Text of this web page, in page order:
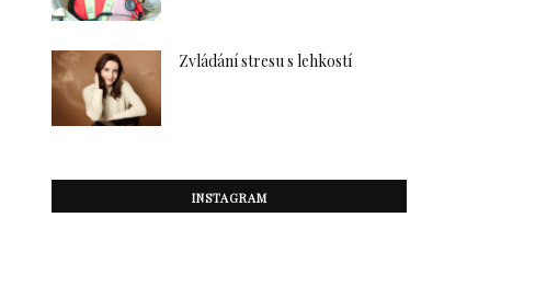
Zvládání stresu s lehkostí
INSTAGRAM